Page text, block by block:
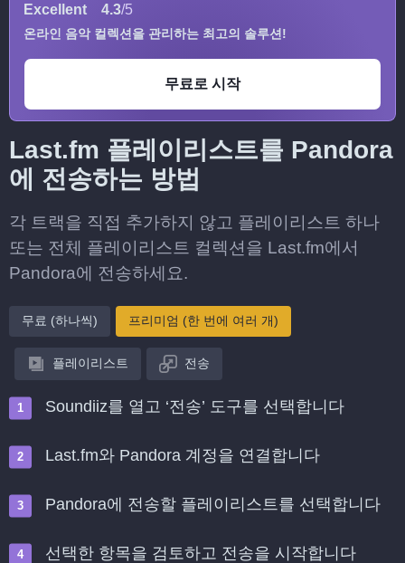
Excellent 4.3/5
온라인 음악 컬렉션을 관리하는 최고의 솔루션!
무료로 시작
Last.fm 플레이리스트를 Pandora
에 전송하는 방법
각 트랙을 직접 추가하지 않고 플레이리스트 하나
또는 전체 플레이리스트 컬렉션을 Last.fm에서
Pandora에 전송하세요.
무료 (하나씩) 프리미엄 (한 번에 여러 개)
플레이리스트 전송
Soundiiz를 열고 ‘전송’ 도구를 선택합니다
Last.fm와 Pandora 계정을 연결합니다
Pandora에 전송할 플레이리스트를 선택합니다
선택한 항목을 검토하고 전송을 시작합니다